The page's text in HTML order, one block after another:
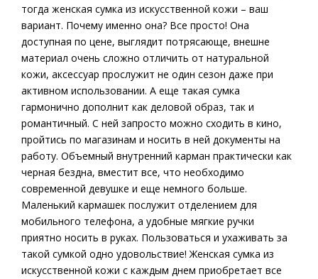
тогда женская сумка из искусственной кожи – ваш
вариант. Почему именно она? Все просто! Она
доступная по цене, выглядит потрясающе, внешне
материал очень сложно отличить от натуральной
кожи, аксессуар прослужит не один сезон даже при
активном использовании. А еще такая сумка
гармонично дополнит как деловой образ, так и
романтичный. С ней запросто можно сходить в кино,
пройтись по магазинам и носить в ней документы на
работу. Объемный внутренний карман практически как
черная бездна, вместит все, что необходимо
современной девушке и еще немного больше.
Маленький кармашек послужит отделением для
мобильного телефона, а удобные мягкие ручки
приятно носить в руках. Пользоваться и ухаживать за
такой сумкой одно удовольствие! Женская сумка из
искусственной кожи с каждым днем приобретает все